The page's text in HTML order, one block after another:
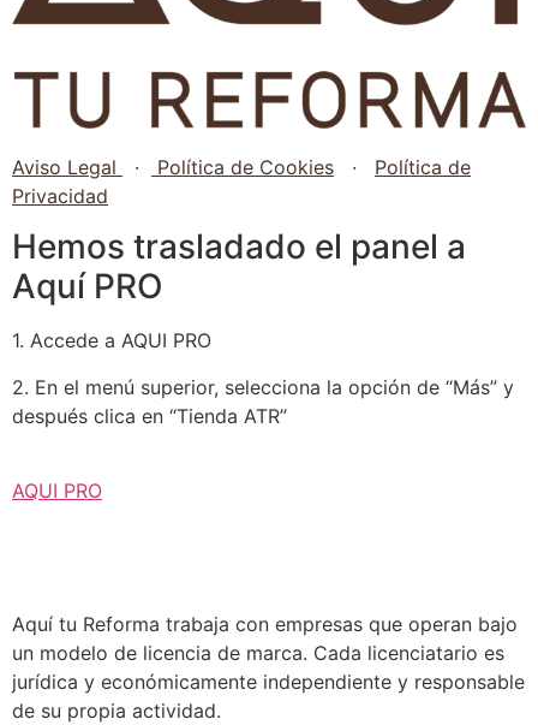
Aviso Legal · Política de Cookies · Política de
Privacidad
Hemos trasladado el panel a
Aquí PRO
1. Accede a AQUI PRO
2. En el menú superior, selecciona la opción de “Más” y
después clica en “Tienda ATR”
AQUI PRO
Aquí tu Reforma trabaja con empresas que operan bajo
un modelo de licencia de marca. Cada licenciatario es
jurídica y económicamente independiente y responsable
de su propia actividad.